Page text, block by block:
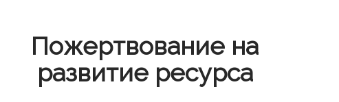
Пожертвование на
развитие ресурса